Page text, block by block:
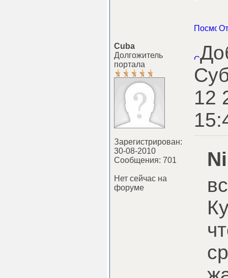
Cuba
Долгожитель
портала
Зарегистрирован:
30-08-2010
Сообщения: 701
Нет сейчас на
форуме
12